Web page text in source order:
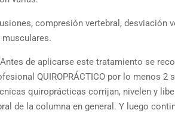
compresión vertebral, desviación
Antes de aplicarse este tratamiento se
QUIROPRÁCTICO por lo menos 2
quiroprácticas corrijan, nivelen y
de la columna en general. Y luego